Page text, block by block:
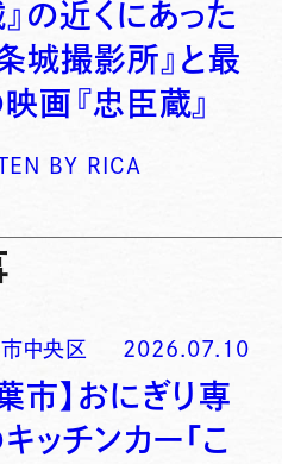
の近くにあった
城撮影所』と最
画『忠臣蔵』
BY RICA
中央区 2026.07.10
市】おにぎり専
ッチンカー「こ